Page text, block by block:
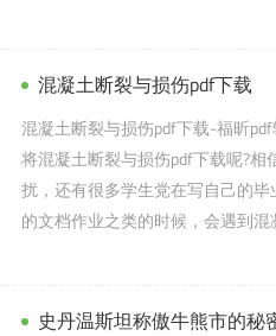
混凝土断裂与损伤pdf下载
混凝土断裂与损伤pdf下载-福昕
将混凝土断裂与损伤pdf下载呢?
扰，还有很多学生党在写自己的
的文档作业之类的时候，会遇到混
史丹温斯坦称傲牛熊市的秘